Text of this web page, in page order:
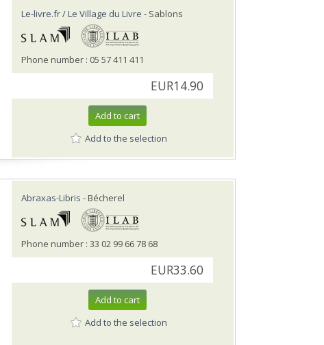
Le-livre.fr / Le Village du Livre - Sablons
Phone number : 05 57 411 411
EUR14.90
Add to cart
Add to the selection
Abraxas-Libris - Bécherel
Phone number : 33 02 99 66 78 68
EUR33.60
Add to cart
Add to the selection